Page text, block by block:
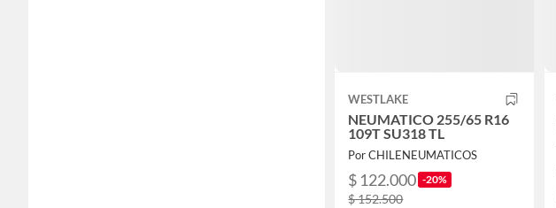
WESTLAKE
NEUMATICO 255/65 R16
109T SU318 TL
Por CHILENEUMATICOS
$ 122.000 -20%
$ 152.500